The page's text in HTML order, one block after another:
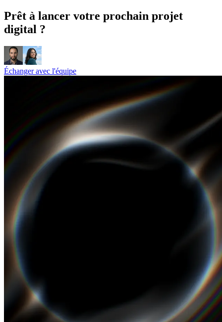
Prêt à lancer votre prochain projet
digital ?
Échanger avec l'équipe